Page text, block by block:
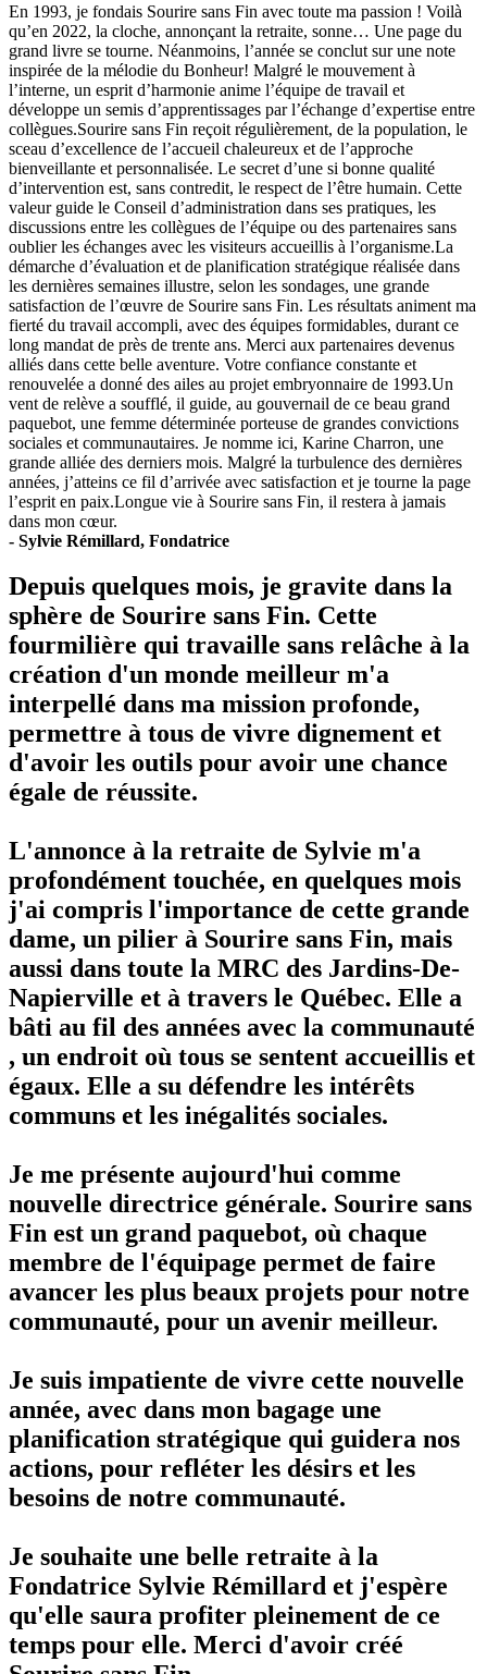
En 1993, je fondais Sourire sans Fin avec toute ma passion ! Voilà
qu’en 2022, la cloche, annonçant la retraite, sonne… Une page du
grand livre se tourne. Néanmoins, l’année se conclut sur une note
inspirée de la mélodie du Bonheur! Malgré le mouvement à
l’interne, un esprit d’harmonie anime l’équipe de travail et
développe un semis d’apprentissages par l’échange d’expertise entre
collègues.Sourire sans Fin reçoit régulièrement, de la population, le
sceau d’excellence de l’accueil chaleureux et de l’approche
bienveillante et personnalisée. Le secret d’une si bonne qualité
d’intervention est, sans contredit, le respect de l’être humain. Cette
valeur guide le Conseil d’administration dans ses pratiques, les
discussions entre les collègues de l’équipe ou des partenaires sans
oublier les échanges avec les visiteurs accueillis à l’organisme.La
démarche d’évaluation et de planification stratégique réalisée dans
les dernières semaines illustre, selon les sondages, une grande
satisfaction de l’œuvre de Sourire sans Fin. Les résultats animent ma
fierté du travail accompli, avec des équipes formidables, durant ce
long mandat de près de trente ans. Merci aux partenaires devenus
alliés dans cette belle aventure. Votre confiance constante et
renouvelée a donné des ailes au projet embryonnaire de 1993.Un
vent de relève a soufflé, il guide, au gouvernail de ce beau grand
paquebot, une femme déterminée porteuse de grandes convictions
sociales et communautaires. Je nomme ici, Karine Charron, une
grande alliée des derniers mois. Malgré la turbulence des dernières
années, j’atteins ce fil d’arrivée avec satisfaction et je tourne la page
l’esprit en paix.Longue vie à Sourire sans Fin, il restera à jamais
dans mon cœur.
- Sylvie Rémillard, Fondatrice
Depuis quelques mois, je gravite dans la
sphère de Sourire sans Fin. Cette
fourmilière qui travaille sans relâche à la
création d'un monde meilleur m'a
interpellé dans ma mission profonde,
permettre à tous de vivre dignement et
d'avoir les outils pour avoir une chance
égale de réussite.
L'annonce à la retraite de Sylvie m'a
profondément touchée, en quelques mois
j'ai compris l'importance de cette grande
dame, un pilier à Sourire sans Fin, mais
aussi dans toute la MRC des Jardins-De-
Napierville et à travers le Québec. Elle a
bâti au fil des années avec la communauté
, un endroit où tous se sentent accueillis et
égaux. Elle a su défendre les intérêts
communs et les inégalités sociales.
Je me présente aujourd'hui comme
nouvelle directrice générale. Sourire sans
Fin est un grand paquebot, où chaque
membre de l'équipage permet de faire
avancer les plus beaux projets pour notre
communauté, pour un avenir meilleur.
Je suis impatiente de vivre cette nouvelle
année, avec dans mon bagage une
planification stratégique qui guidera nos
actions, pour refléter les désirs et les
besoins de notre communauté.
Je souhaite une belle retraite à la
Fondatrice Sylvie Rémillard et j'espère
qu'elle saura profiter pleinement de ce
temps pour elle. Merci d'avoir créé